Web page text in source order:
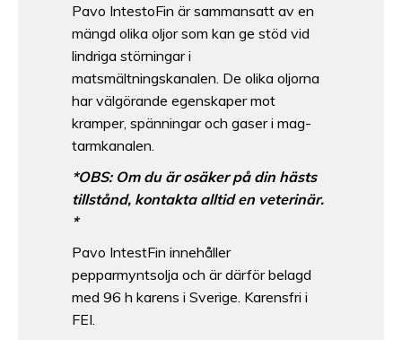
Pavo IntestoFin är sammansatt av en
mängd olika oljor som kan ge stöd vid
lindriga störningar i
matsmältningskanalen. De olika oljorna
har välgörande egenskaper mot
kramper, spänningar och gaser i mag-
tarmkanalen.
*OBS: Om du är osäker på din hästs
tillstånd, kontakta alltid en veterinär.
*
Pavo IntestFin innehåller
pepparmyntsolja och är därför belagd
med 96 h karens i Sverige. Karensfri i
FEI.